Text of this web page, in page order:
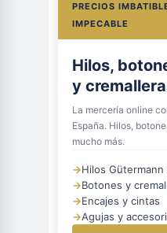
PRECIOS
IMPECABLE
Hilos,
y
La mercería online
España. Hilos,
mucho más.
→Hilos Gütermann
→Botones y
→Encajes y cintas
→Agujas y